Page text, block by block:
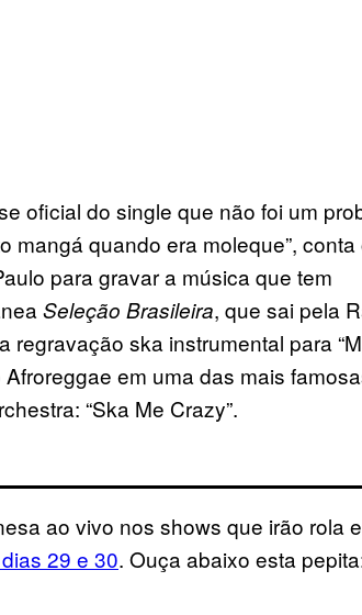
oficial do single que não foi um
mangá quando era moleque”, conta
para gravar a música que tem
Seleção Brasileira, que sai pela
ska instrumental para
em uma das mais
“Ska Me Crazy”.
ao vivo nos shows que irão rola
29 e 30. Ouça abaixo esta